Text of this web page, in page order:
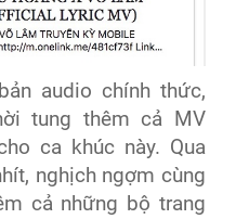
audio chính thức,
tung thêm cả MV
ca khúc này. Qua
nghịch ngợm cùng
cả những bộ trang